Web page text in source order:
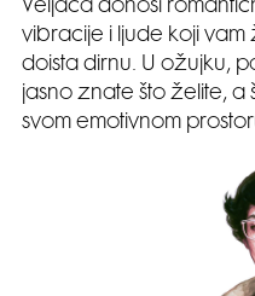
Veljača donosi
vibracije i ljude koji vam
doista dirnu. U ožujku,
jasno znate što želite, a
svom emotivnom